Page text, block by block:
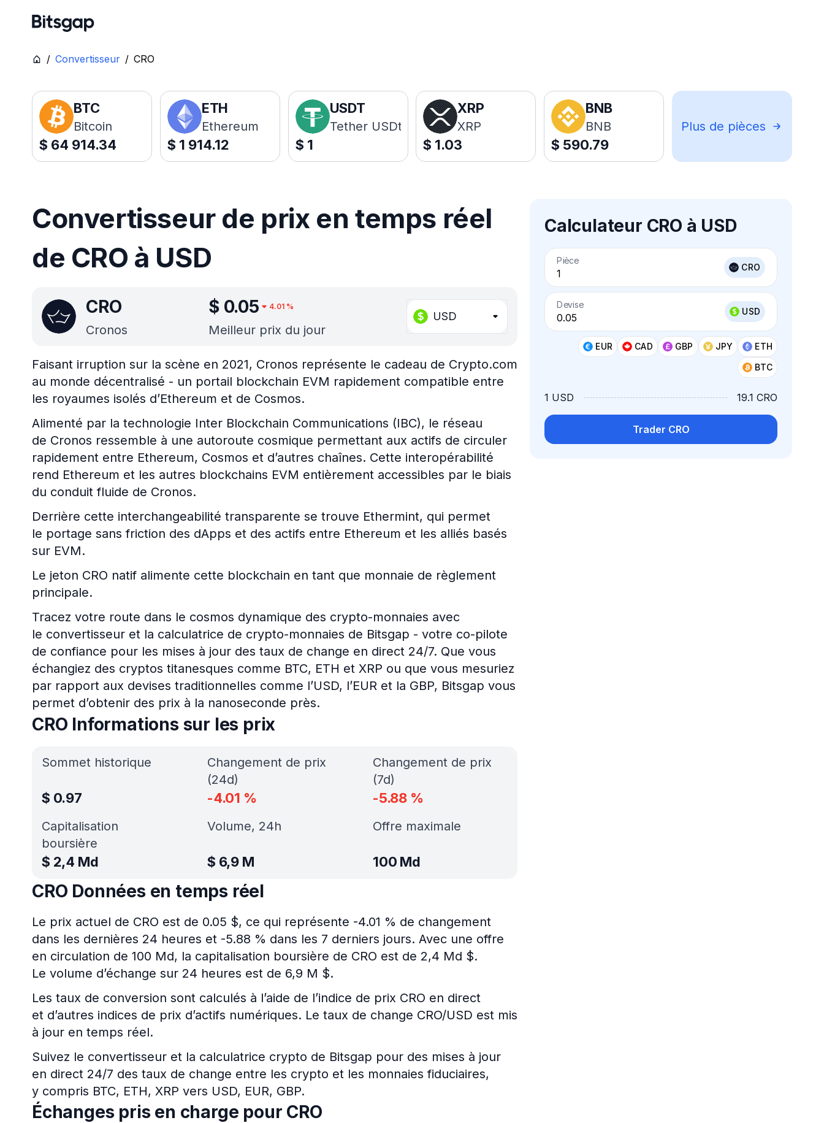
/ Convertisseur / CRO
BTC
Bitcoin
$ 64 914.34
ETH
Ethereum
$ 1 914.12
USDT
Tether USDt
$ 1
XRP
XRP
$ 1.03
BNB
BNB
$ 590.79
Plus de pièces
Convertisseur de prix en temps réel
de CRO à USD
CRO
Cronos
$ 0.05 4.01%
Meilleur prix du jour
USD
Calculateur CRO à USD
Pièce
CRO
Devise
USD
EUR CAD GBP JPY
ETH
BTC
1 USD 19.1 CRO
Trader CRO
Faisant irruption sur la scène en 2021, Cronos représente le cadeau de Crypto.com
au monde décentralisé - un portail blockchain EVM rapidement compatible entre
les royaumes isolés d’Ethereum et de Cosmos.
Alimenté par la technologie Inter Blockchain Communications (IBC), le réseau
de Cronos ressemble à une autoroute cosmique permettant aux actifs de circuler
rapidement entre Ethereum, Cosmos et d’autres chaînes. Cette interopérabilité
rend Ethereum et les autres blockchains EVM entièrement accessibles par le biais
du conduit fluide de Cronos.
Derrière cette interchangeabilité transparente se trouve Ethermint, qui permet
le portage sans friction des dApps et des actifs entre Ethereum et les alliés basés
sur EVM.
Le jeton CRO natif alimente cette blockchain en tant que monnaie de règlement
principale.
Tracez votre route dans le cosmos dynamique des crypto-monnaies avec
le convertisseur et la calculatrice de crypto-monnaies de Bitsgap - votre co-pilote
de confiance pour les mises à jour des taux de change en direct 24/7. Que vous
échangiez des cryptos titanesques comme BTC, ETH et XRP ou que vous mesuriez
par rapport aux devises traditionnelles comme l’USD, l’EUR et la GBP, Bitsgap vous
permet d’obtenir des prix à la nanoseconde près.
CRO Informations sur les prix
Sommet historique
$ 0.97
Capitalisation
boursière
$ 2,4 Md
Changement de prix
(24d)
-4.01 %
Changement de prix
(7d)
-5.88 %
Volume, 24h
$ 6,9 M
Offre maximale
100 Md
CRO Données en temps réel
Le prix actuel de CRO est de 0.05 $, ce qui représente -4.01 % de changement
dans les dernières 24 heures et -5.88 % dans les 7 derniers jours. Avec une offre
en circulation de 100 Md, la capitalisation boursière de CRO est de 2,4 Md $.
Le volume d’échange sur 24 heures est de 6,9 M $.
Les taux de conversion sont calculés à l’aide de l’indice de prix CRO en direct
et d’autres indices de prix d’actifs numériques. Le taux de change CRO/USD est mis
à jour en temps réel.
Suivez le convertisseur et la calculatrice crypto de Bitsgap pour des mises à jour
en direct 24/7 des taux de change entre les crypto et les monnaies fiduciaires,
y compris BTC, ETH, XRP vers USD, EUR, GBP.
Échanges pris en charge pour CRO